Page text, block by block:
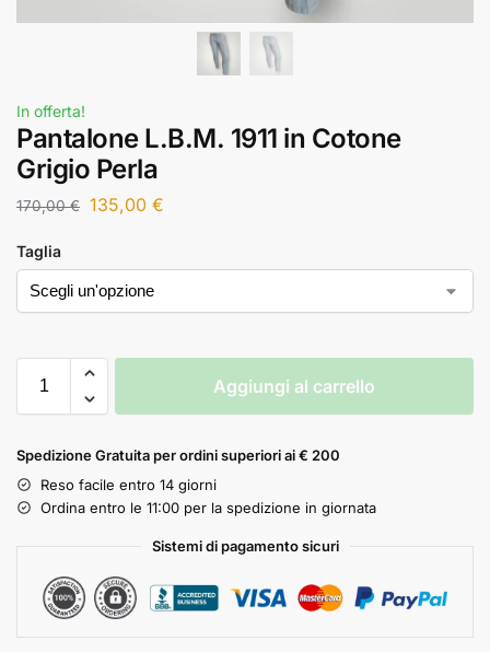
In offerta!
Pantalone L.B.M. 1911 in Cotone
Grigio Perla
170,00€ 135,00 €
Taglia
Aggiungi al carrello
Spedizione Gratuita per ordini superiori ai € 200
Reso facile entro 14 giorni
Ordina entro le 11:00 per la spedizione in giornata
Sistemi di pagamento sicuri